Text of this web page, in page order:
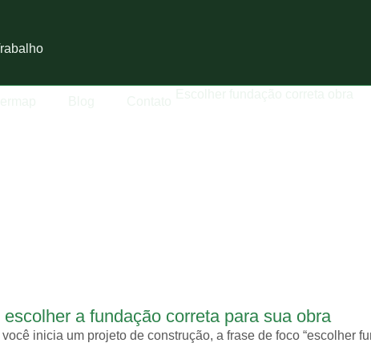
escolher a fundação correta para sua obra
inicia um projeto de construção, a frase de foco “escolher